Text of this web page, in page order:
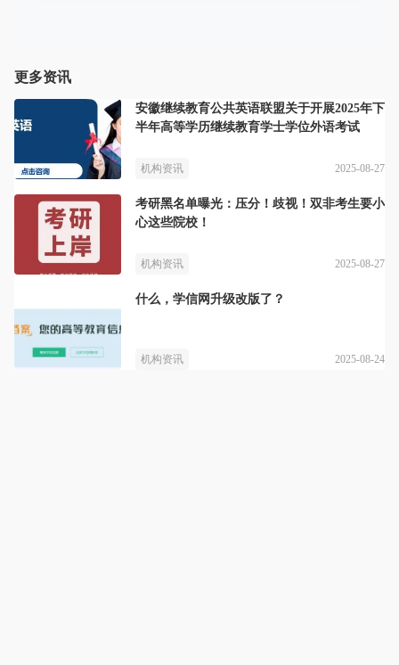
更多资讯
安徽继续教育公共英语联盟关于开展2025年下
半年高等学历继续教育学士学位外语考试
机构资讯 2025-08-27
考研黑名单曝光：压分！歧视！双非考生要小
心这些院校！
机构资讯 2025-08-27
什么，学信网升级改版了？
机构资讯 2025-08-24